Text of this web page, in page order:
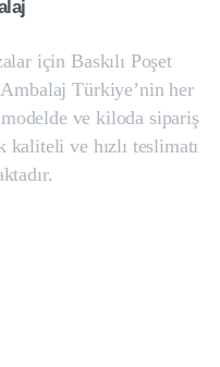
için Baskılı Poşet
Türkiye’nin her
ve kiloda sipariş
ve hızlı teslimatı